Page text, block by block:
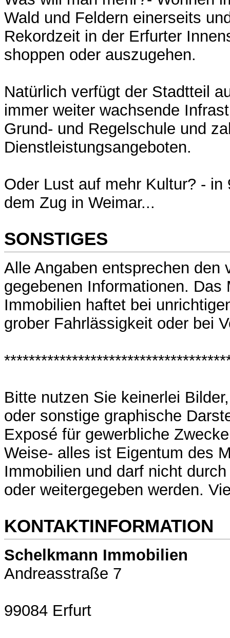
Wald und Feldern einerseits
Rekordzeit in der Erfurter
shoppen oder auszugehen.
Natürlich verfügt der Stadtteil
immer weiter wachsende
Grund- und Regelschule und
Dienstleistungsangeboten.
Oder Lust auf mehr Kultur? -
dem Zug in Weimar...
SONSTIGES
Alle Angaben entsprechen den
gegebenen Informationen. Das
Immobilien haftet bei
grober Fahrlässigkeit oder bei
Bitte nutzen Sie keinerlei
oder sonstige graphische
Exposé für gewerbliche
Weise- alles ist Eigentum des
Immobilien und darf nicht
oder weitergegeben werden.
KONTAKTINFORMATION
Schelkmann Immobilien
Andreasstraße 7
99084 Erfurt